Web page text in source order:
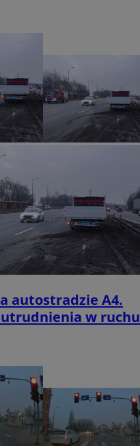
autostradzie A4.
utrudnienia w ruchu